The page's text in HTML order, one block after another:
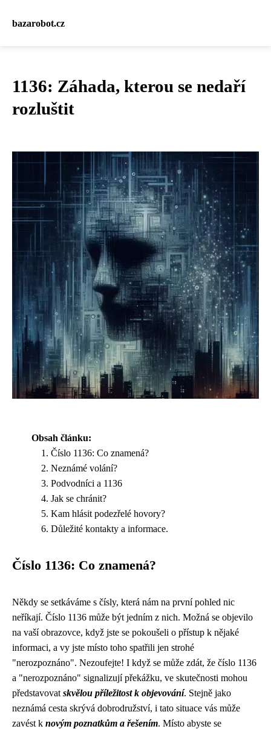
bazarobot.cz
1136: Záhada, kterou se nedaří
rozluštit
Obsah článku:
Číslo 1136: Co znamená?
Neznámé volání?
Podvodníci a 1136
Jak se chránit?
Kam hlásit podezřelé hovory?
Důležité kontakty a informace.
Číslo 1136: Co znamená?
Někdy se setkáváme s čísly, která nám na první pohled nic
neříkají. Číslo 1136 může být jedním z nich. Možná se objevilo
na vaší obrazovce, když jste se pokoušeli o přístup k nějaké
informaci, a vy jste místo toho spatřili jen strohé
"nerozpoznáno". Nezoufejte! I když se může zdát, že číslo 1136
a "nerozpoznáno" signalizují překážku, ve skutečnosti mohou
představovat skvělou příležitost k objevování. Stejně jako
neznámá cesta skrývá dobrodružství, i tato situace vás může
zavést k novým poznatkům a řešením. Místo abyste se